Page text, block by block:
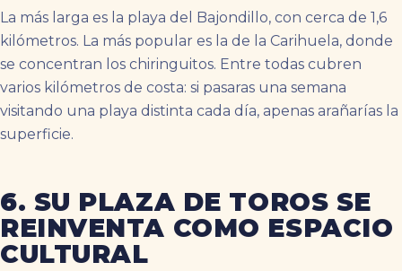
La más larga es la playa del Bajondillo, con cerca de 1,6
kilómetros. La más popular es la de la Carihuela, donde
se concentran los chiringuitos. Entre todas cubren
varios kilómetros de costa: si pasaras una semana
visitando una playa distinta cada día, apenas arañarías la
superficie.
6. SU PLAZA DE TOROS SE
REINVENTA COMO ESPACIO
CULTURAL